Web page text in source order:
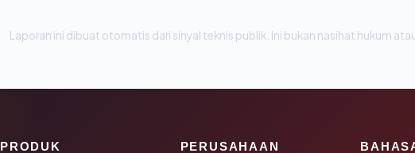
Laporan ini dibuat otomatis dari sinyal teknis publik. Ini bukan nasihat hukum
PRODUK PERUSAHAAN